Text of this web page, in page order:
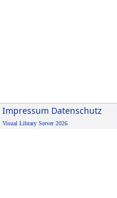
Impressum Datenschutz
Visual Library Server 2026